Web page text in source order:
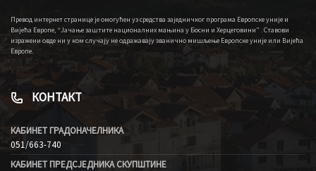
Превод интернет странице је омогућен уз средства заједничког програма Европске уније и
Вијећа Европе, “Јачање заштите националних мањина у Босни и Херцеговини” . Ставови
изражени овде ни у ком случају не одражавају званично мишљење Европске уније или Вијећа
Европе.
КОНТАКТ
КАБИНЕТ ГРАДОНАЧЕЛНИКА
051/663-740
КАБИНЕТ ПРЕДСЈЕДНИКА СКУПШТИНЕ